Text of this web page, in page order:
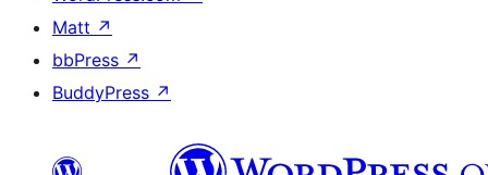
Matt ↗
bbPress ↗
BuddyPress ↗